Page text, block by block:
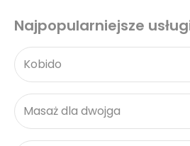
Najpopularniejsze
Kobido
Masaż dla dwojga